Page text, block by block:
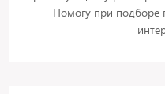
Помогу при подборе